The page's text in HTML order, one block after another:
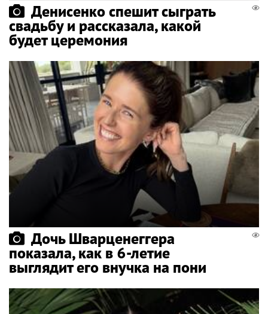
Денисенко спешит сыграть
свадьбу и рассказала, какой
будет церемония
Дочь Шварценеггера
показала, как в 6-летие
выглядит его внучка на пони